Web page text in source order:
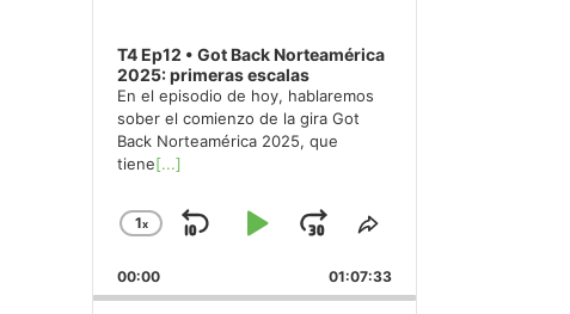
T4 Ep12 • Got Back Norteamérica
2025: primeras escalas
En el episodio de hoy, hablaremos
sober el comienzo de la gira Got
Back Norteamérica 2025, que
tiene[...]
Change
Rate
1x
Skip
Backward
Play
Pause
Jump
Forward
Share
Episode
00:00 01:07:33